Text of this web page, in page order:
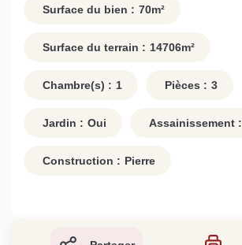
Surface du bien : 70m²
Surface du terrain : 14706m²
Chambre(s) : 1 Pièces : 3
Jardin : Oui Assainissement :
Construction : Pierre